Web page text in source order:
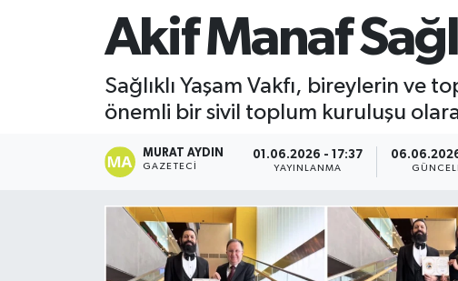
Akif Manaf
Sağlıklı Yaşam Vakfı, bireylerin ve
önemli bir sivil toplum kuruluşu
MURAT AYDIN
GAZETECI
01.06.2026 - 17:37
YAYINLANMA